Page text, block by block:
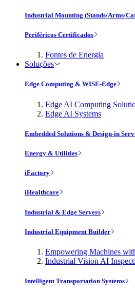
Industrial Mounting (Stands/Arms/
Periféricos Certificados
Fontes de Energia
Soluções
Edge Computing & WISE-Edge
Edge AI Computing
Edge AI Systems
Embedded Solutions & Design-in
Energy & Utilities
iFactory
iHealthcare
Industrial & Edge Servers
Industrial Equipment Builder
Empowering Machines
Industrial Vision AI
Intelligent Transportation Systems